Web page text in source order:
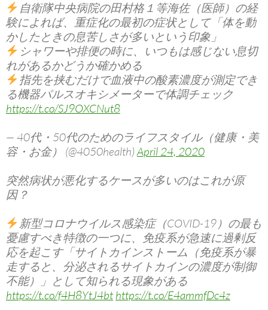
自衛隊中央病院の田村格１等海佐（医師）の経
験によれば、重症化の最初の症状として「体を動
かしたときの息苦しさが多いという印象」
シャワーや排便の時に、いつもは感じない息切
れがあるかどうか確かめる
指先を挟むだけで血液中の酸素濃度が測定でき
る機器パルスオキシメーターで体調チェック
https://t.co/SJ9OXCNut8
— 40代・50代のためのライフスタイル（健康・美
容・お金） (@4050health)April 24, 2020
突然病状が悪化するケースが多いのはこれが原
因？
新型コロナウイルス感染症（COVID-19）の最も
憂慮すべき特徴の一つに、免疫系が急速に過剰反
応を起こす「サイトカインストーム（免疫系が暴
走すると、分泌されるサイトカインの濃度が制御
不能）」として知られる現象がある
https://t.co/f4H8YtJ4bt https://t.co/E4ammfDc4z